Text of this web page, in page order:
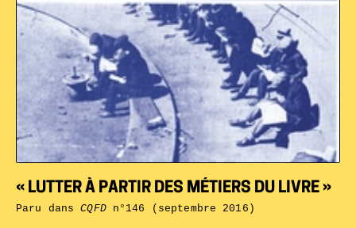
« LUTTER À PARTIR DES MÉTIERS DU LIVRE »
Paru dansCQFDn°146 (septembre 2016)